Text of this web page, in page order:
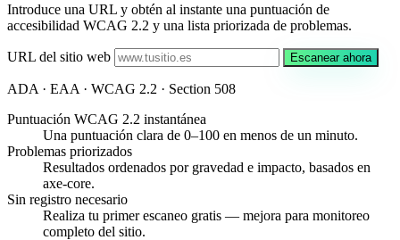
Introduce una URL y obtén al instante una puntuación de
accesibilidad WCAG 2.2 y una lista priorizada de problemas.
URL del sitio web Escanear ahora
ADA · EAA · WCAG 2.2 · Section 508
Puntuación WCAG 2.2 instantánea
Una puntuación clara de 0–100 en menos de un minuto.
Problemas priorizados
Resultados ordenados por gravedad e impacto, basados en
axe-core.
Sin registro necesario
Realiza tu primer escaneo gratis — mejora para monitoreo
completo del sitio.